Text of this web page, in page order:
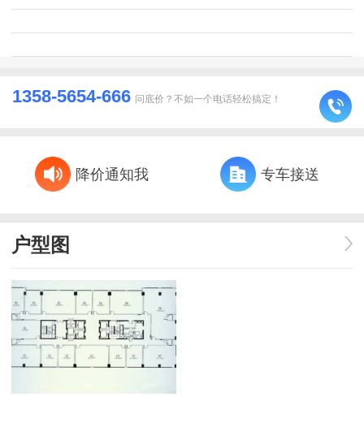
1358-5654-666 问底价？不如一个电话轻松搞定！
降价通知我 专车接送
户型图